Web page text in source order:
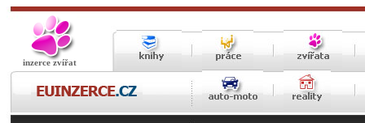
inzerce zvířat